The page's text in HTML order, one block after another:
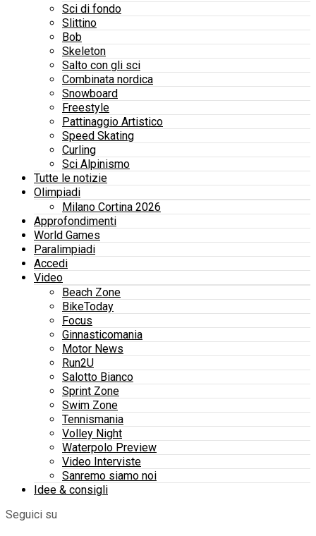
Sci di fondo
Slittino
Bob
Skeleton
Salto con gli sci
Combinata nordica
Snowboard
Freestyle
Pattinaggio Artistico
Speed Skating
Curling
Sci Alpinismo
Tutte le notizie
Olimpiadi
Milano Cortina 2026
Approfondimenti
World Games
Paralimpiadi
Accedi
Video
Beach Zone
BikeToday
Focus
Ginnasticomania
Motor News
Run2U
Salotto Bianco
Sprint Zone
Swim Zone
Tennismania
Volley Night
Waterpolo Preview
Video Interviste
Sanremo siamo noi
Idee & consigli
Seguici su